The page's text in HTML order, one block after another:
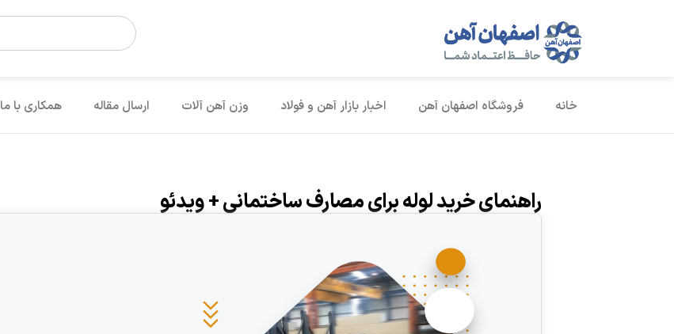
خانه فروشگاه اصفهان آهن اخبار بازار آهن و فولاد وزن آهن آلات ارسال مقاله همکاری با ما
راهنمای خرید لوله برای مصارف ساختمانی + ویدئو